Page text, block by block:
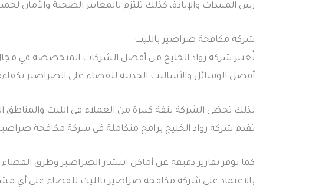
رش المبيدات والإبادة، كذلك تلتزم بالمعايير الصحية والأمان
شركة مكافحة صراصير بالليث
تُعتبر شركة رواد الخليج من أفضل الشركات المتخصصة في
أفضل الوسائل والأساليب الحديثة للقضاء على الصراصير
لذلك تحظى الشركة بثقة كبيرة من العملاء في الليث والمناطق
تقدم شركة رواد الخليج برامج متكاملة في شركة مكافحة
كما توفر تقارير دقيقة عن أماكن انتشار الصراصير وطرق
بالاعتماد على شركة مكافحة صراصير بالليث للقضاء على أي